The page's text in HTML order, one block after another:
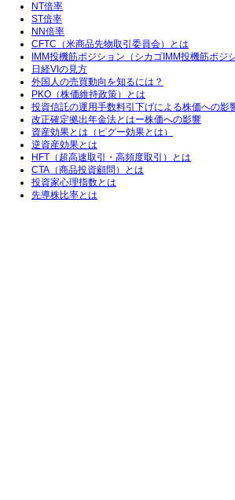
NT倍率
ST倍率
NN倍率
CFTC（米商品先物取引委員会）とは
IMM投機筋ポジション（シカゴIMM投機筋ポジ
日経VIの見方
外国人の売買動向を知るには？
PKO（株価維持政策）とは
投資信託の運用手数料引下げによる株価への影
改正確定拠出年金法とはー株価への影響
資産効果とは（ピグー効果とは）
逆資産効果とは
HFT（超高速取引・高頻度取引）とは
CTA（商品投資顧問）とは
投資家心理指数とは
先導株比率とは